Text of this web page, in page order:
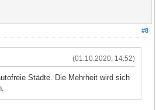
#8
(01.10.2020, 14:52)
Städte. Die Mehrheit wird sich